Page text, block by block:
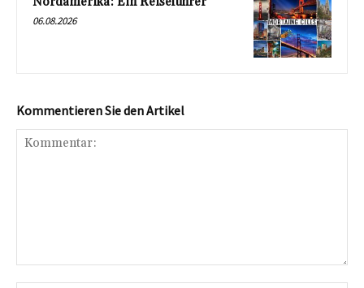
06.08.2026
Kommentieren Sie den Artikel